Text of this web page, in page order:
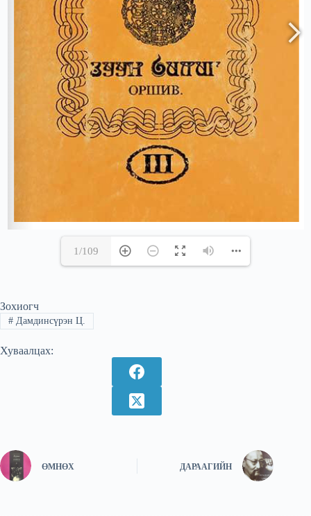
1/109
Зохиогч
#Дамдинсүрэн Ц.
Хуваалцах:
ӨМНӨХ ДАРААГИЙН